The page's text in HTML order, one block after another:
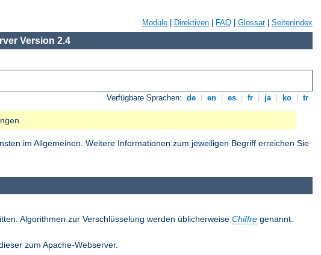
Module Direktiven FAQ Glossar| Seitenindex
Version 2.4
Verfügbare Sprachen: de en es fr ja ko tr
im Allgemeinen. Weitere Informationen zum jeweiligen Begriff erreichen Sie
Algorithmen zur Verschlüsselung werden üblicherweise Chiffre genannt.
zum Apache-Webserver.